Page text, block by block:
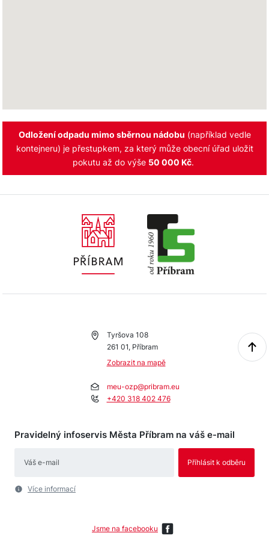
Odložení odpadu mimo sběrnou nádobu (například vedle
kontejneru) je přestupkem, za který může obecní úřad uložit
pokutu až do výše 50 000 Kč.
Tyršova 108
261 01, Příbram
Zobrazit na mapě
meu-ozp@pribram.eu
+420 318 402 476
Pravidelný infoservis Města Příbram na váš e-mail
Více informací
Jsme na facebooku